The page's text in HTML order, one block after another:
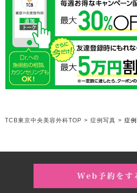
TCB東京中央美容外科TOP > 症例写真 > 症